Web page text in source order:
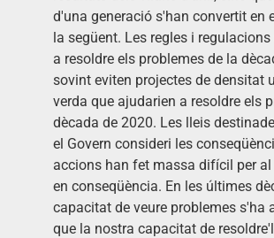
d'una generació s'han convertit en
la següent. Les regles i
a resoldre els problemes de la
sovint eviten projectes de densitat
verda que ajudarien a resoldre els
dècada de 2020. Les lleis
el Govern consideri les
accions han fet massa difícil per
en conseqüència. En les últimes
capacitat de veure problemes s'ha
que la nostra capacitat de